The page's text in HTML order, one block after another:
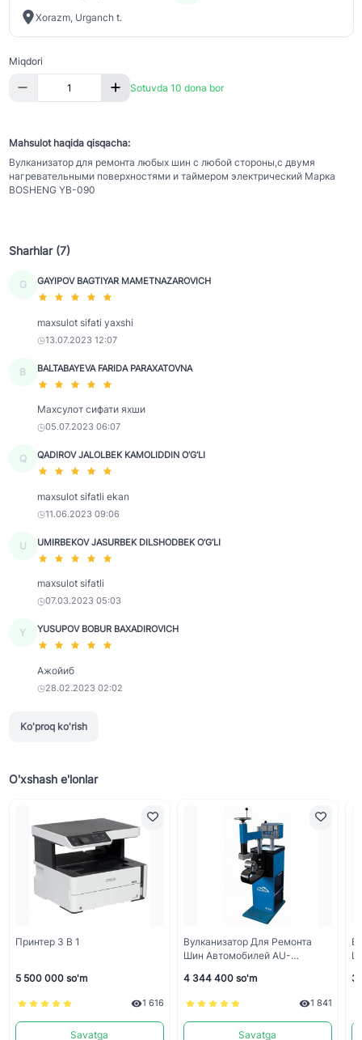
Xorazm, Urganch t.
Miqdori
Sotuvda 10 dona bor
Mahsulot haqida qisqacha:
Вулканизатор для ремонта любых шин с любой стороны,с двумя
нагревательными поверхностями и таймером электрический Марка
BOSHENG YB-090
Sharhlar (7)
G GAYIPOV BAGTIYAR MAMETNAZAROVICH
maxsulot sifati yaxshi
13.07.2023 12:07
B BALTABAYEVA FARIDA PARAXATOVNA
Махсулот сифати яхши
05.07.2023 06:07
Q QADIROV JALOLBEK KAMOLIDDIN O‘G‘LI
maxsulot sifatli ekan
11.06.2023 09:06
U UMIRBEKOV JASURBEK DILSHODBEK O‘G‘LI
maxsulot sifatli
07.03.2023 05:03
Y YUSUPOV BOBUR BAXADIROVICH
Ажойиб
28.02.2023 02:02
Ko'proq ko'rish
O'xshash e'lonlar
Принтер 3 В 1
5 500 000 so'm
1 616
Savatga
Вулканизатор Для Ремонта
Шин Автомобилей AU-
4 344 400 so'm
1 841
Savatga
3